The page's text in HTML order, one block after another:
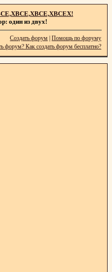
один из двух!
Создать форум |Помощь по форуму